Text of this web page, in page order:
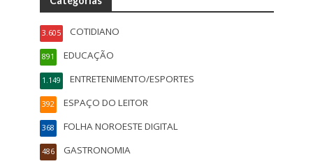
COTIDIANO
3.605
EDUCAÇÃO
891
ENTRETENIMENTO/ESPORTES
1.149
ESPAÇO DO LEITOR
392
FOLHA NOROESTE DIGITAL
368
GASTRONOMIA
486